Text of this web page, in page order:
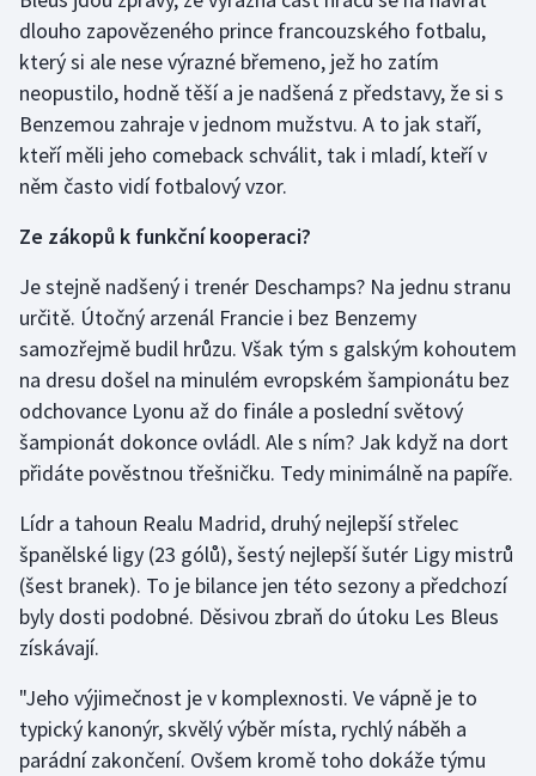
Motorsport
Olympijské hry
Parasport
Plážový volejbal
Ragby
Rychlobruslení
Rychlostní kanoistika
Sportovní střelba
Stolní tenis
Veslování
dlouho zapovězeného prince francouzského fotbalu,
který si ale nese výrazné břemeno, jež ho zatím
neopustilo, hodně těší a je nadšená z představy, že si s
Benzemou zahraje v jednom mužstvu. A to jak staří,
kteří měli jeho comeback schválit, tak i mladí, kteří v
něm často vidí fotbalový vzor.
Ze zákopů k funkční kooperaci?
Je stejně nadšený i trenér Deschamps? Na jednu stranu
určitě. Útočný arzenál Francie i bez Benzemy
samozřejmě budil hrůzu. Však tým s galským kohoutem
na dresu došel na minulém evropském šampionátu bez
odchovance Lyonu až do finále a poslední světový
šampionát dokonce ovládl. Ale s ním? Jak když na dort
přidáte pověstnou třešničku. Tedy minimálně na papíře.
Lídr a tahoun Realu Madrid, druhý nejlepší střelec
španělské ligy (23 gólů), šestý nejlepší šutér Ligy mistrů
(šest branek). To je bilance jen této sezony a předchozí
byly dosti podobné. Děsivou zbraň do útoku Les Bleus
získávají.
"Jeho výjimečnost je v komplexnosti. Ve vápně je to
typický kanonýr, skvělý výběr místa, rychlý náběh a
parádní zakončení. Ovšem kromě toho dokáže týmu